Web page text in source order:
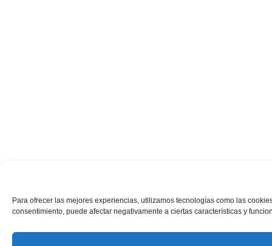
Para ofrecer las mejores experiencias, utilizamos tecnologías como las
consentimiento, puede afectar negativamente a ciertas características y